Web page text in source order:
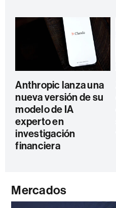
Anthropic lanza una
nueva versión de su
modelo de IA
experto en
investigación
financiera
Mercados